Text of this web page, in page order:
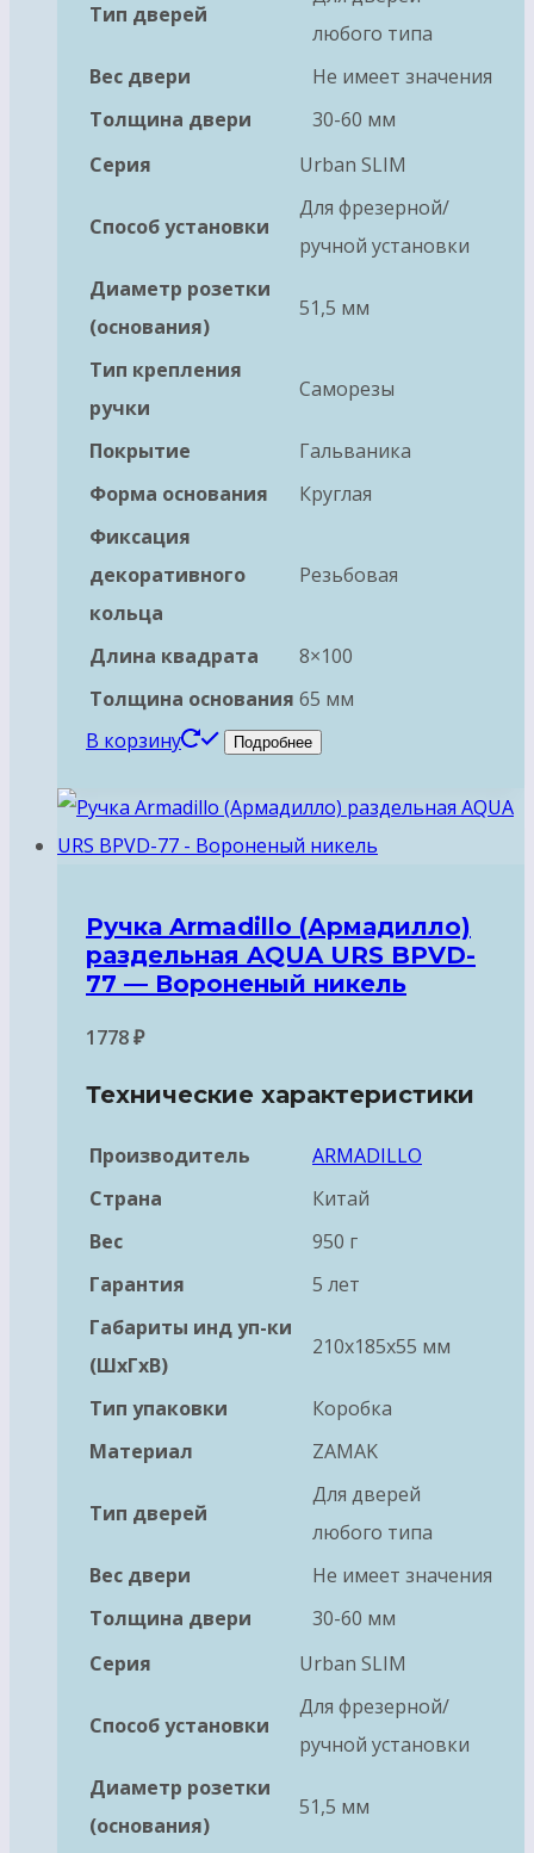
Тип дверей
любого типа
Вес двери
Не имеет значения
Толщина двери
30-60 мм
Серия
Urban SLIM
Способ установки
Для фрезерной/
ручной установки
Диаметр розетки
(основания)
51,5 мм
Тип крепления
ручки
Саморезы
Покрытие
Гальваника
Форма основания
Круглая
Фиксация
декоративного
кольца
Резьбовая
Длина квадрата
8×100
Толщина основания 65 мм
В корзину
Подробнее
Ручка Armadillo (Армадилло)
раздельная AQUA URS BPVD-
77 — Вороненый никель
1778₽
Технические характеристики
Производитель
ARMADILLO
Страна
Китай
Вес
950 г
Гарантия
5 лет
Габариты инд уп-ки
(ШхГхВ)
210x185x55 мм
Тип упаковки
Коробка
Материал
ZAMAK
Тип дверей
Для дверей
любого типа
Вес двери
Не имеет значения
Толщина двери
30-60 мм
Серия
Urban SLIM
Способ установки
Для фрезерной/
ручной установки
Диаметр розетки
(основания)
51,5 мм